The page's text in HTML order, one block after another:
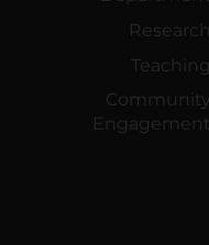
Research
Teaching
Community
Engagement